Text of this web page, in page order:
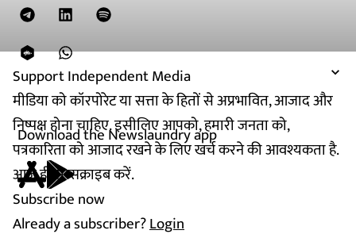
Support Independent Media
मीडिया को कॉरपोरेट या सत्ता के हितों से अप्रभावित, आजाद और
निष्पक्ष होना चाहिए. इसीलिए आपको, हमारी जनता को,
पत्रकारिता को आजाद रखने के लिए खर्च करने की आवश्यकता है.
आज ही सब्सक्राइब करें.
Subscribe now
Already a subscriber?Login
Download the Newslaundry app